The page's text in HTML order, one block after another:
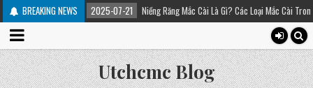
BREAKING NEWS
2025-07-21 Niềng Răng Mắc Cài Là Gì? Các Loại Mắc Cài Trong Niềng Răng –
Utchcmc Blog